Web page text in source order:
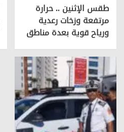
طقس الإثنين .. حرارة
مرتفعة وزخات رعدية
ورياح قوية بعدة مناطق